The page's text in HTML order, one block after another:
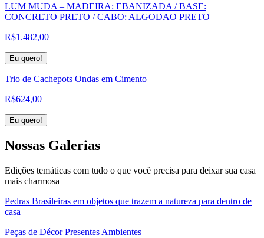
LUM MUDA – MADEIRA: EBANIZADA / BASE:
CONCRETO PRETO / CABO: ALGODAO PRETO
R$1.482,00
Eu quero!
Trio de Cachepots Ondas em Cimento
R$624,00
Eu quero!
Nossas Galerias
Edições temáticas com tudo o que você precisa para deixar sua casa
mais charmosa
Pedras Brasileiras em objetos que trazem a natureza para dentro de
casa
Peças de Décor Presentes Ambientes